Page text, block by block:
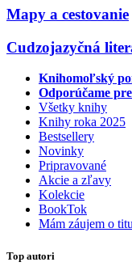
Mapy a cestovanie
Cudzojazyčná
Knihomoľský
Odporúčame
Všetky knihy
Knihy roka 2025
Bestsellery
Novinky
Pripravované
Akcie a zľavy
Kolekcie
BookTok
Mám záujem o
Top autori